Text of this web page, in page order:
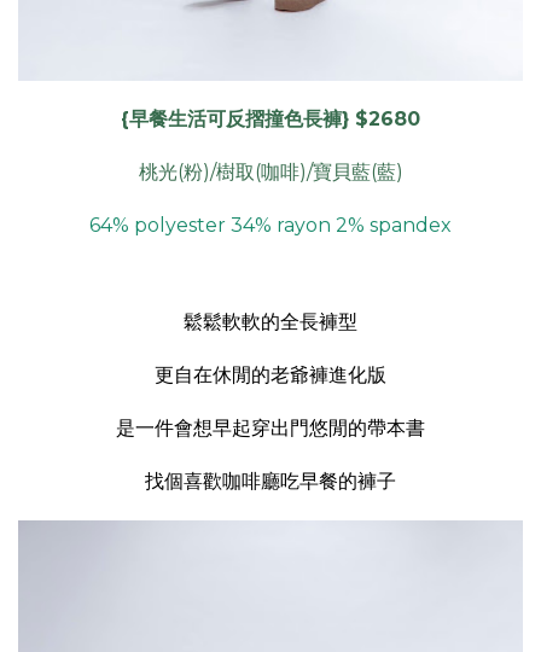
{早餐生活可反摺撞色長褲} $2680
桃光(粉)/樹取(咖啡)/寶貝藍(藍)
64% polyester 34% rayon 2% spandex
鬆鬆軟軟的全長褲型
更自在休閒的老爺褲進化版
是一件會想早起穿出門悠閒的帶本書
找個喜歡咖啡廳吃早餐的褲子